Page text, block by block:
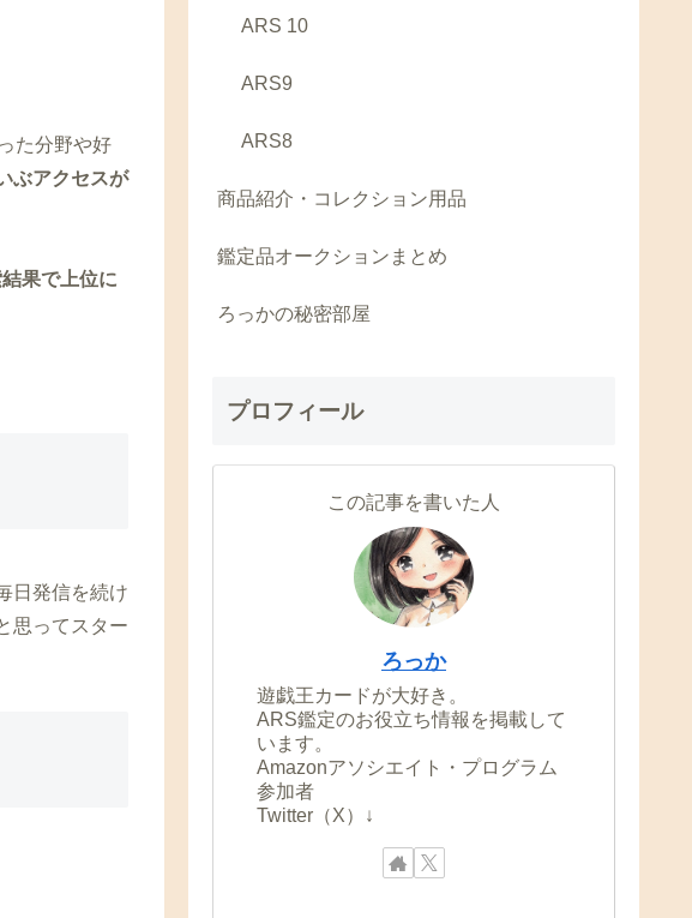
た分野や好
ぶアクセスが
果で上位に
日発信を続け
思ってスター
ARS 10
ARS9
ARS8
商品紹介・コレクション用品
鑑定品オークションまとめ
ろっかの秘密部屋
プロフィール
この記事を書いた人
ろっか
遊戯王カードが大好き。
ARS鑑定のお役立ち情報を掲載して
います。
Amazonアソシエイト・プログラム
参加者
Twitter（X）↓